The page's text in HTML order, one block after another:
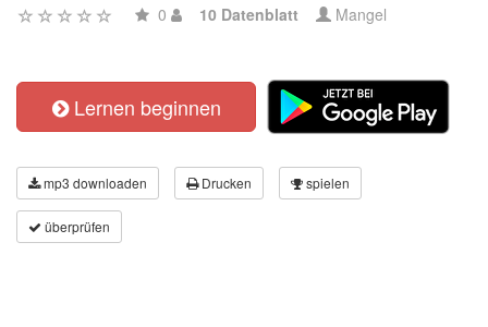
0 10 Datenblatt Mangel
Lernen beginnen
mp3 downloaden Drucken spielen
überprüfen